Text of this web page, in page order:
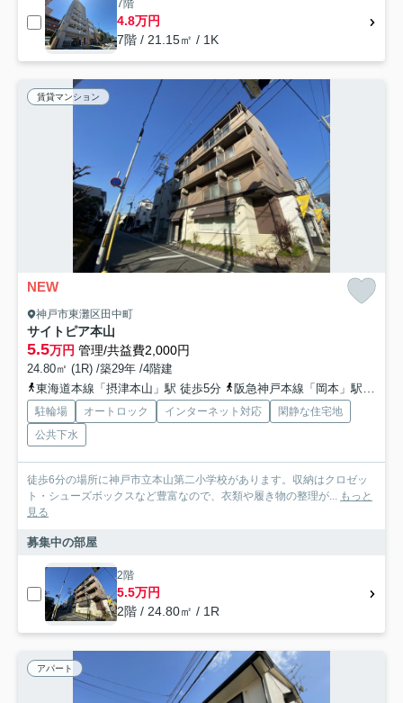
7階
4.8万円
7階 / 21.15㎡ / 1K
賃貸マンション
NEW
神戸市東灘区田中町
サイトピア本山
5.5万円 管理/共益費2,000円
24.80㎡ (1R) /築29年 /4階建
東海道本線「摂津本山」駅 徒歩5分
阪急神戸本線「岡本」駅 徒歩11分
駐輪場 オートロック インターネット対応
閑静な住宅地
公共下水
徒歩6分の場所に神戸市立本山第二小学校があります。収納はクロゼッ
ト・シューズボックスなど豊富なので、衣類や履き物の整理が... もっと
見る
募集中の部屋
2階
5.5万円
2階 / 24.80㎡ / 1R
アパート